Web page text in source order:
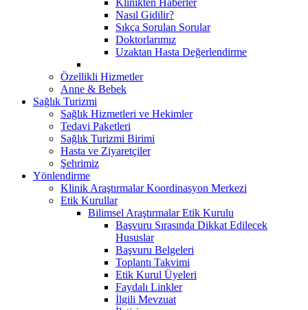
Nasıl Gidilir?
Sıkça Sorulan Sorular
Doktorlarımız
Uzaktan Hasta Değerlendirme
Özellikli Hizmetler
Anne & Bebek
Sağlık Turizmi
Sağlık Hizmetleri ve Hekimler
Tedavi Paketleri
Sağlık Turizmi Birimi
Hasta ve Ziyaretçiler
Şehrimiz
Yönlendirme
Klinik Araştırmalar Koordinasyon Merkezi
Etik Kurullar
Bilimsel Araştırmalar Etik Kurulu
Başvuru Sırasında Dikkat Edilecek
Hususlar
Başvuru Belgeleri
Toplantı Takvimi
Etik Kurul Üyeleri
Faydalı Linkler
İlgili Mevzuat